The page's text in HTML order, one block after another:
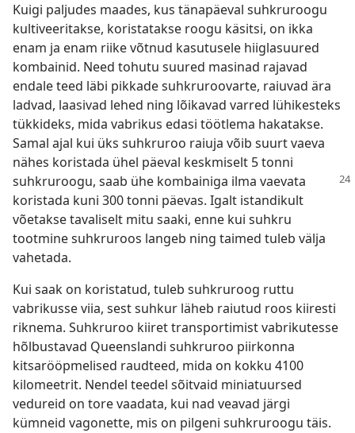
Kuigi paljudes maades, kus tänapäeval suhkruroogu
kultiveeritakse, koristatakse roogu käsitsi, on ikka
enam ja enam riike võtnud kasutusele hiiglasuured
kombainid. Need tohutu suured masinad rajavad
endale teed läbi pikkade suhkruroovarte, raiuvad ära
ladvad, laasivad lehed ning lõikavad varred lühikesteks
tükkideks, mida vabrikus edasi töötlema hakatakse.
Samal ajal kui üks suhkruroo raiuja võib suurt vaeva
nähes koristada ühel päeval keskmiselt 5 tonni
suhkruroogu, saab ühe kombainiga ilma vaevata
koristada kuni 300 tonni päevas. Igalt istandikult
võetakse tavaliselt mitu saaki, enne kui suhkru
tootmine suhkruroos langeb ning taimed tuleb välja
vahetada.
Kui saak on koristatud, tuleb suhkruroog ruttu
vabrikusse viia, sest suhkur läheb raiutud roos kiiresti
riknema. Suhkruroo kiiret transportimist vabrikutesse
hõlbustavad Queenslandi suhkruroo piirkonna
kitsarööpmelised raudteed, mida on kokku 4100
kilomeetrit. Nendel teedel sõitvaid miniatuursed
vedureid on tore vaadata, kui nad veavad järgi
kümneid vagonette, mis on pilgeni suhkruroogu täis.